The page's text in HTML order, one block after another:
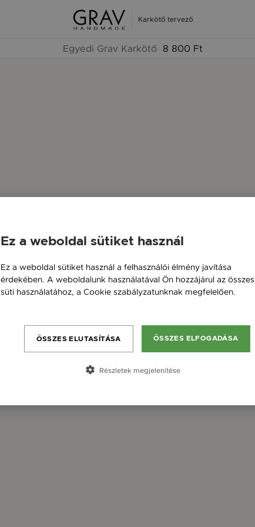
Karkötő tervező
Egyedi Grav Karkötő 8 800 Ft
Ez a weboldal sütiket használ
Ez a weboldal sütiket használ a felhasználói élmény javítása
érdekében. A weboldalunk használatával Ön hozzájárul az összes
süti használatához, a Cookie szabályzatunknak megfelelően.
ÖSSZES ELFOGADÁSA
ÖSSZES ELUTASÍTÁSA
Részletek megjelenítése